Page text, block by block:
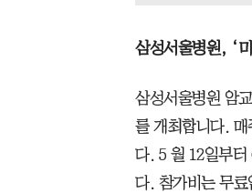
삼성서울병원, ‘
삼성서울병원 암
를 개최합니다. 매
다. 5 월 12일부터
다. 참가비는 무